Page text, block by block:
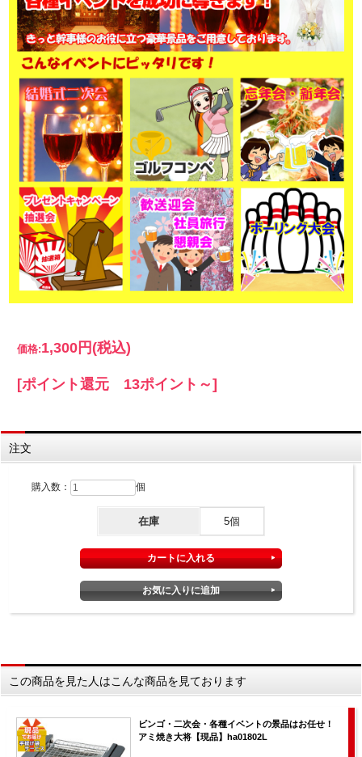
価格:1,300円 (税込)
[ポイント還元 13ポイント～]
注文
購入数： 個
在庫 5個
この商品を見た人はこんな商品を見ております
ビンゴ・二次会・各種イベントの景品はお任せ！
アミ焼き大将【現品】ha01802L